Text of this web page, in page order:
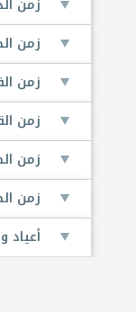
زمن
زمن
زمن
زمن
زمن
زمن
أعياد